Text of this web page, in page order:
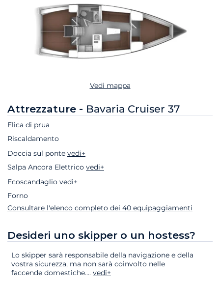
Vedi mappa
Attrezzature - Bavaria Cruiser 37
Elica di prua
Riscaldamento
Doccia sul ponte vedi+
Salpa Ancora Elettrico vedi+
Ecoscandaglio vedi+
Forno
Consultare l'elenco completo dei 40 equipaggiamenti
Desideri uno skipper o un hostess?
Lo skipper sarà responsabile della navigazione e della
vostra sicurezza, ma non sarà coinvolto nelle
faccende domestiche.... vedi+